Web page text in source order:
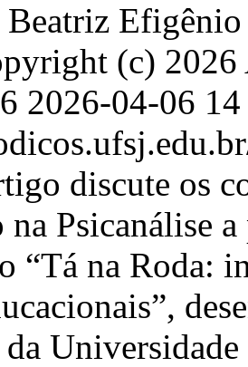
Beatriz Efigênio
(c) 2026
2026-04-06 14
discute os
Psicanálise
“Tá na Roda: